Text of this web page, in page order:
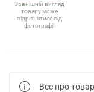
Зовнішній вигляд
товару може
відрізнятися від
фотографії
Все про товар